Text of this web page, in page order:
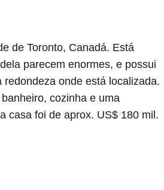
de Toronto, Canadá. Está
parecem enormes, e possui
onde está localizada.
cozinha e uma
casa foi de aprox. US$ 180 mil.